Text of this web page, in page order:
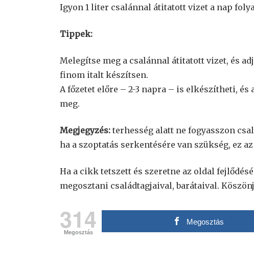
Igyon 1 liter csalánnal átitatott vizet a nap
Tippek:
Melegítse meg a csalánnal átitatott vizet, és
finom italt készítsen.
A főzetet előre – 2-3 napra – is elkészítheti,
meg.
Megjegyzés: terhesség alatt ne fogyasszon
ha a szoptatás serkentésére van szükség, ez
Ha a cikk tetszett és szeretne az oldal
megosztani családtagjaival, barátaival.
314
Megosztás
Megosztás